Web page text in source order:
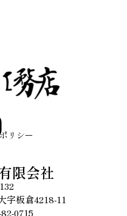
リシー
限会社
字板倉4218-11
0715